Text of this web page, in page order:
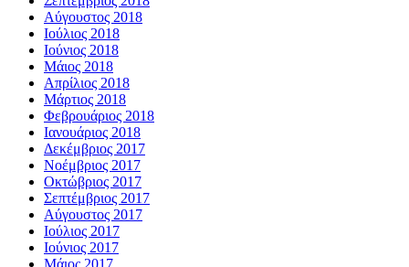
Αύγουστος 2018
Ιούλιος 2018
Ιούνιος 2018
Μάιος 2018
Απρίλιος 2018
Μάρτιος 2018
Φεβρουάριος 2018
Ιανουάριος 2018
Δεκέμβριος 2017
Νοέμβριος 2017
Οκτώβριος 2017
Σεπτέμβριος 2017
Αύγουστος 2017
Ιούλιος 2017
Ιούνιος 2017
Μάιος 2017